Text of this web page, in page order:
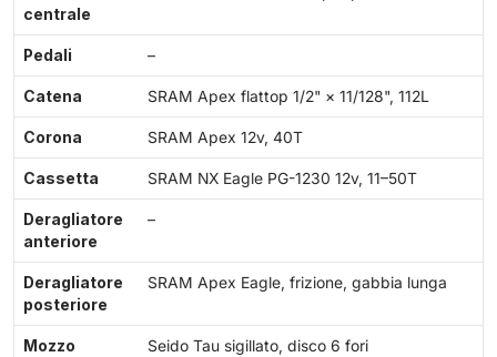
centrale
Pedali –
Catena SRAM Apex flattop 1/2" × 11/128", 112L
Corona SRAM Apex 12v, 40T
Cassetta SRAM NX Eagle PG-1230 12v, 11–50T
Deragliatore
anteriore
–
Deragliatore
posteriore
SRAM Apex Eagle, frizione, gabbia lunga
Mozzo
Seido Tau sigillato, disco 6 fori